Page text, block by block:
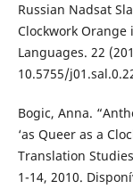
Russian Nadsat
Clockwork
Languages. 22
10.5755/
Bogic, Anna.
‘as Queer as a
Translation
1-14, 2010.